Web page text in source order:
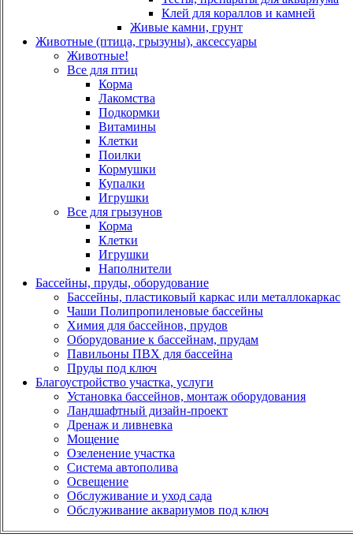
Клей для кораллов и камней
Живые камни, грунт
Животные (птица, грызуны), аксессуары
Животные!
Все для птиц
Корма
Лакомства
Подкормки
Витамины
Клетки
Поилки
Кормушки
Купалки
Игрушки
Все для грызунов
Корма
Клетки
Игрушки
Наполнители
Бассейны, пруды, оборудование
Бассейны, пластиковый каркас или металлокаркас
Чаши Полипропиленовые бассейны
Химия для бассейнов, прудов
Оборудование к бассейнам, прудам
Павильоны ПВХ для бассейна
Пруды под ключ
Благоустройство участка, услуги
Установка бассейнов, монтаж оборудования
Ландшафтный дизайн-проект
Дренаж и ливневка
Мощение
Озеленение участка
Система автополива
Освещение
Обслуживание и уход сада
Обслуживание аквариумов под ключ